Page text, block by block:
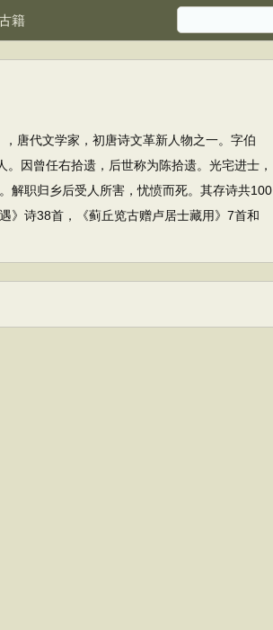
籍
唐代文学家，初唐诗文革新人物之一。字伯
因曾任右拾遗，后世称为陈拾遗。光宅进士，
解职归乡后受人所害，忧愤而死。其存诗共100
》诗38首，《蓟丘览古赠卢居士藏用》7首和